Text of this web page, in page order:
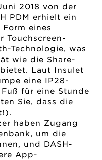
2018 von der
PDM erhielt ein
eines
Touchscreen-
Technologie, was
wie die Share-
Laut Insulet
eine IP28-
für eine Stunde
Sie, dass die
haben Zugang
um die
und DASH-
App-